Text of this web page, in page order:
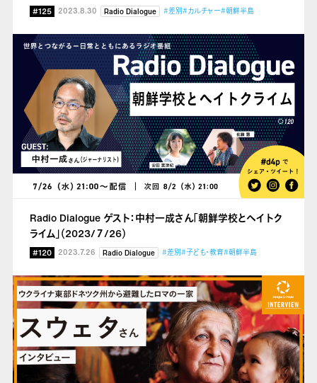
#125 2023.8.30 Radio Dialogue #差別#カルチャー#朝鮮半島
Radio Dialogue ゲスト：中村一成さん「朝鮮学校とヘイトク
ライム」（2023/７/26）
#120 2023.7.26 Radio Dialogue #差別#子ども・教育#朝鮮半島